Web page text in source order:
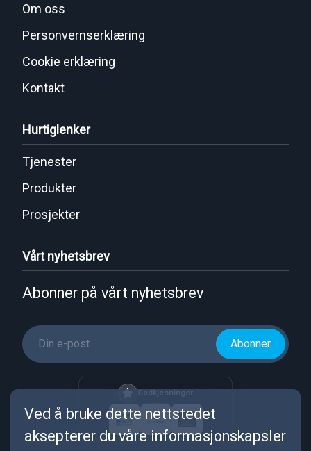
Om oss
Personvernserklæring
Cookie erklæring
Kontakt
Hurtiglenker
Tjenester
Produkter
Prosjekter
Vårt nyhetsbrev
Abonner på vårt nyhetsbrev
Abonner
Godkjenninger
Ved å bruke dette nettstedet
aksepterer du våre informasjonskapsler